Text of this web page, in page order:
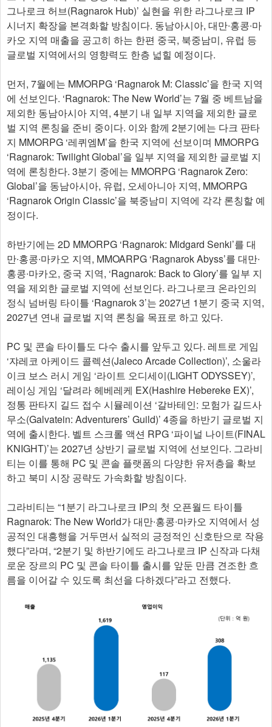
그나로크 허브(Ragnarok Hub)’ 실현을 위한 라그나로크 IP
시너지 확장을 본격화할 방침이다. 동남아시아, 대만∙홍콩∙마
카오 지역 매출을 공고히 하는 한편 중국, 북중남미, 유럽 등
글로벌 지역에서의 영향력도 한층 넓힐 예정이다.
먼저, 7월에는 MMORPG ‘Ragnarok M: Classic’을 한국 지역
에 선보인다. ‘Ragnarok: The New World’는 7월 중 베트남을
제외한 동남아시아 지역, 4분기 내 일부 지역을 제외한 글로
벌 지역 론칭을 준비 중이다. 이와 함께 2분기에는 다크 판타
지 MMORPG ‘레퀴엠M’을 한국 지역에 선보이며 MMORPG
‘Ragnarok: Twilight Global’을 일부 지역을 제외한 글로벌 지
역에 론칭한다. 3분기 중에는 MMORPG ‘Ragnarok Zero:
Global’을 동남아시아, 유럽, 오세아니아 지역, MMORPG
‘Ragnarok Origin Classic’을 북중남미 지역에 각각 론칭할 예
정이다.
하반기에는 2D MMORPG ‘Ragnarok: Midgard Senki’를 대
만∙홍콩∙마카오 지역, MMOARPG ‘Ragnarok Abyss’를 대만∙
홍콩∙마카오, 중국 지역, ‘Ragnarok: Back to Glory’를 일부 지
역을 제외한 글로벌 지역에 선보인다. 라그나로크 온라인의
정식 넘버링 타이틀 ‘Ragnarok 3’는 2027년 1분기 중국 지역,
2027년 연내 글로벌 지역 론칭을 목표로 하고 있다.
PC 및 콘솔 타이틀도 다수 출시를 앞두고 있다. 레트로 게임
‘쟈레코 아케이드 콜렉션(Jaleco Arcade Collection)’, 소울라
이크 보스 러시 게임 ‘라이트 오디세이(LIGHT ODYSSEY)’,
레이싱 게임 ‘달려라 헤베레케 EX(Hashire Hebereke EX)’,
정통 판타지 길드 접수 시뮬레이션 ‘갈바테인: 모험가 길드사
무소(Galvatein: Adventurers’ Guild)’ 4종을 하반기 글로벌 지
역에 출시한다. 벨트 스크롤 액션 RPG ‘파이널 나이트(FINAL
KNIGHT)’는 2027년 상반기 글로벌 지역에 선보인다. 그라비
티는 이를 통해 PC 및 콘솔 플랫폼의 다양한 유저층을 확보
하고 북미 시장 공략도 가속화할 방침이다.
그라비티는 “1분기 라그나로크 IP의 첫 오픈월드 타이틀
Ragnarok: The New World가 대만∙홍콩∙마카오 지역에서 성
공적인 대흥행을 거두면서 실적의 긍정적인 신호탄으로 작용
했다”라며, “2분기 및 하반기에도 라그나로크 IP 신작과 다채
로운 장르의 PC 및 콘솔 타이틀 출시를 앞둔 만큼 견조한 흐
름을 이어갈 수 있도록 최선을 다하겠다”라고 전했다.​